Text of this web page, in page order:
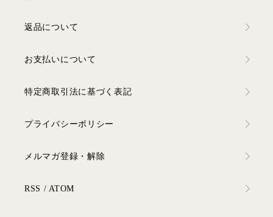
返品について
お支払いについて
特定商取引法に基づく表記
プライバシーポリシー
メルマガ登録・解除
RSS / ATOM